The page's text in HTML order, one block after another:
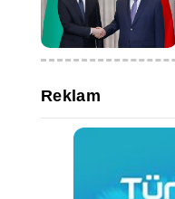
Reklam